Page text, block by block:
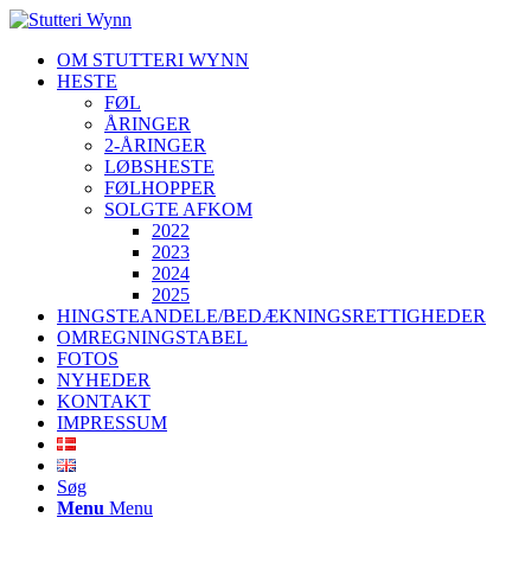
OM STUTTERI WYNN
HESTE
FØL
ÅRINGER
2-ÅRINGER
LØBSHESTE
FØLHOPPER
SOLGTE AFKOM
2022
2023
2024
2025
HINGSTEANDELE/BEDÆKNINGSRETTIGHEDER
OMREGNINGSTABEL
FOTOS
NYHEDER
KONTAKT
IMPRESSUM
Søg
Menu Menu